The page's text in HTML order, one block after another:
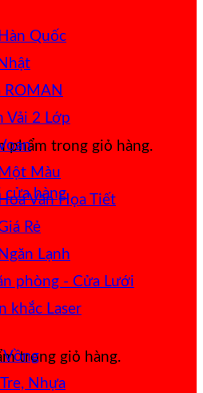
phẩm trong giỏ hàng.
cửa hàng
trong giỏ hàng.
Quốc
ROMAN
Vải 2 Lớp
Màu
Văn Họa Tiết
Rẻ
Lạnh
phòng - Cửa Lưới
khắc Laser
Vồng
Nhựa